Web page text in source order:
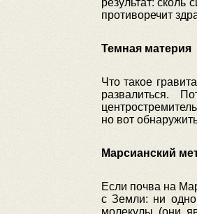
результат:
противоречит
Темная материя
Что такое
развалиться.
но вот
Марсианский
Если почва на
с Земли: ни
молекулы (они